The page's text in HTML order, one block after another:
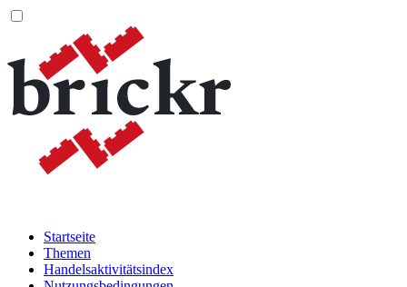
Startseite
Themen
Handelsaktivitätsindex